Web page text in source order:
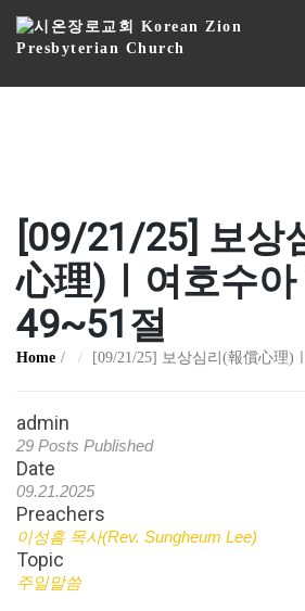
[09/21/25] 보상
心理)ㅣ여호수
49~51절
Home [09/21/25] 보상심리(報償心理)
admin
29 Posts Published
Date
09.21.2025
Preachers
이성흠 목사(Rev. Sungheum Lee)
Topic
주일말씀